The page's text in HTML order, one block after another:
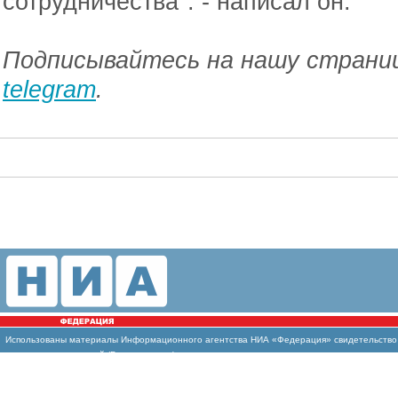
Подписывайтесь на нашу
telegram.
Использованы материалы Информационного агентства НИА «Федерация»
массовых коммуникаций (Роскомнадзор)